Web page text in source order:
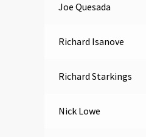
Joe Quesada
Richard Isanove
Richard Starkings
Nick Lowe